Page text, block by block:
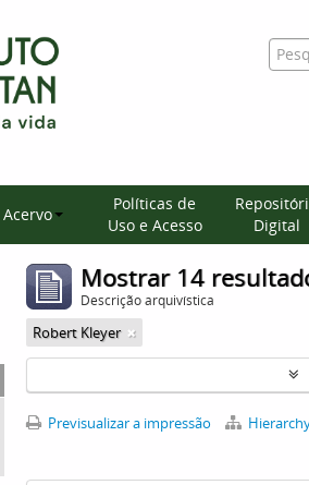
Acervo
Políticas de
Uso e Acesso
Digital
Mostrar 14
Descrição arquivística
Robert Kleyer
Previsualizar a impressão